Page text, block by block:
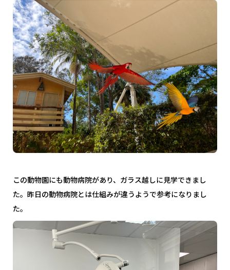
この動物園にも動物病院があり、ガラス越しに見学できまし
た。昨日の動物病院とは仕組みが違うようで参考になりまし
た。